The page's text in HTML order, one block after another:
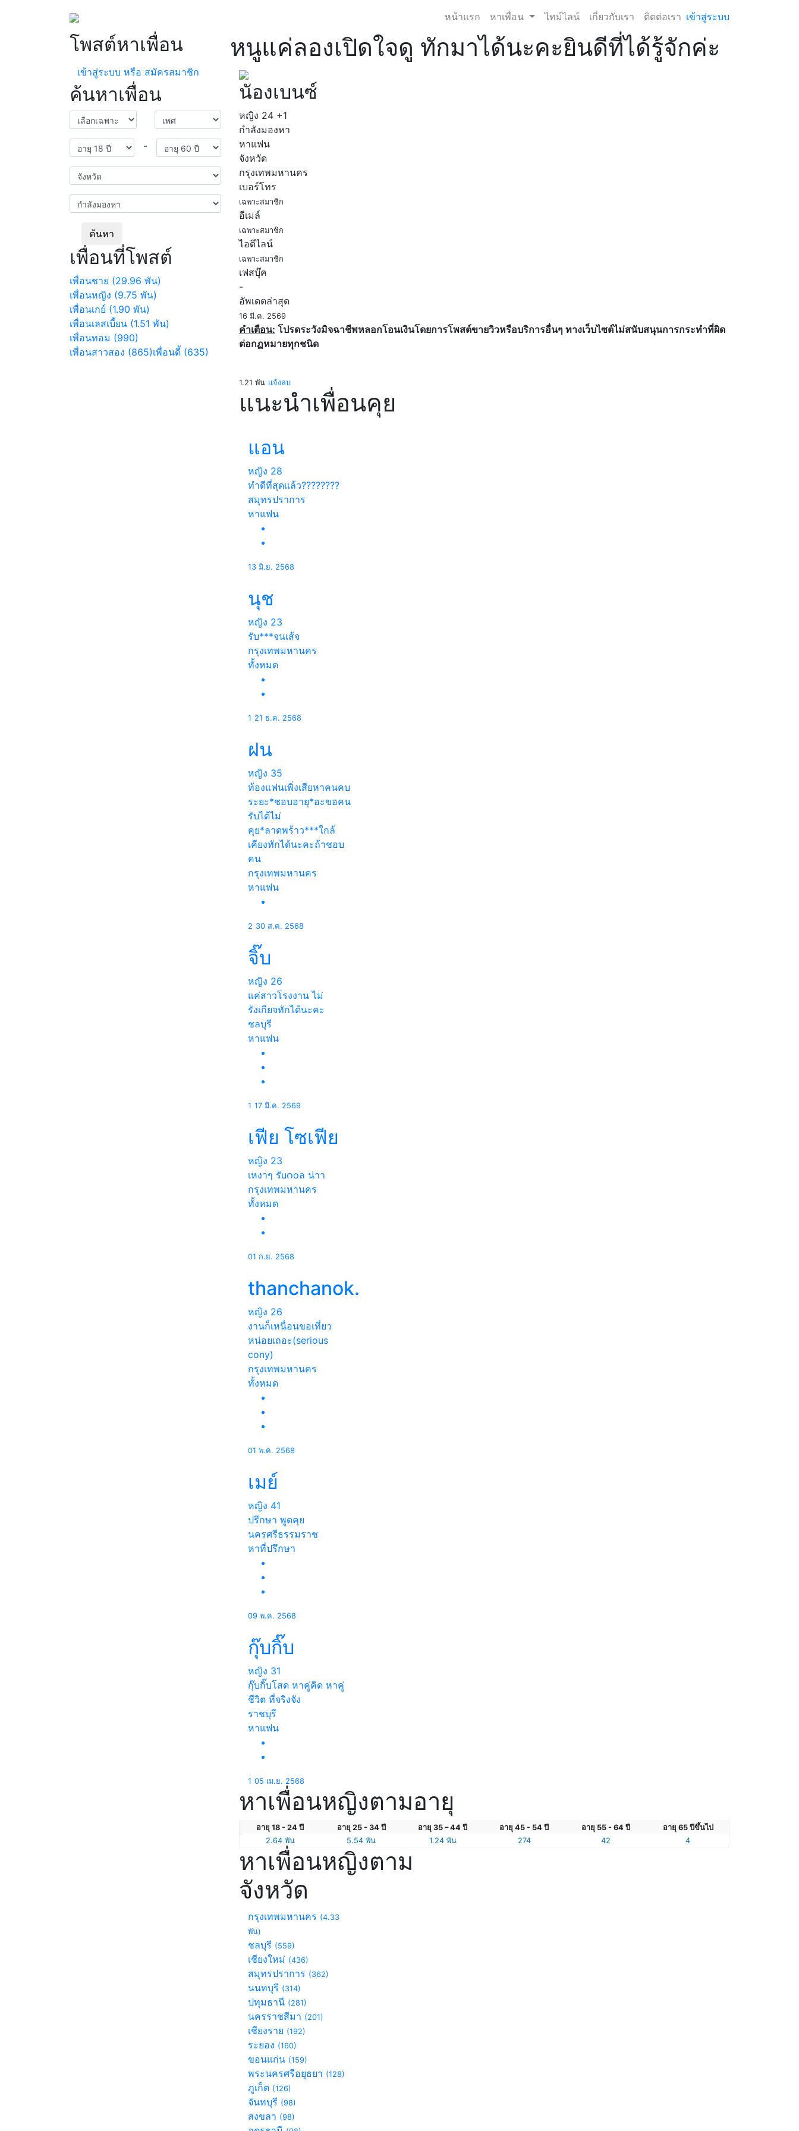
หน้าแรก หาเพื่อน ไทม์ไลน์ เกี่ยวกับเรา ติดต่อเรา เข้าสู่ระบบ
โพสต์หาเพื่อน
เข้าสู่ระบบ หรือ สมัครสมาชิก
ค้นหาเพื่อน
-
ค้นหา
เพื่อนที่โพสต์
เพื่อนชาย (29.96 พัน)
เพื่อนหญิง (9.75 พัน)
เพื่อนเกย์ (1.90 พัน)
เพื่อนเลสเบี้ยน (1.51 พัน)
เพื่อนทอม (990)
เพื่อนสาวสอง (865)เพื่อนดี้ (635)
หนูแค่ลองเปิดใจดู ทักมาได้นะคะยินดีที่ได้รู้จักค่ะ
นัองเบนซ์
หญิง 24 +1
กำลังมองหา
หาแฟน
จังหวัด
กรุงเทพมหานคร
เบอร์โทร
เฉพาะสมาชิก
อีเมล์
เฉพาะสมาชิก
ไอดีไลน์
เฉพาะสมาชิก
เฟสบุ๊ค
-
อัพเดตล่าสุด
16 มี.ค. 2569
คำเตือน: โปรดระวังมิจฉาชีพหลอกโอนเงินโดยการโพสต์ขายวิวหรือบริการอื่นๆ ทางเว็บไซต์ไม่สนับสนุนการกระทำที่ผิด
ต่อกฏหมายทุกชนิด
1.21 พัน แจ้งลบ
แนะนำเพื่อนคุย
แอน
หญิง 28
ทำดีที่สุดเเล้ว????????
สมุทรปราการ
หาแฟน
13 มิ.ย. 2568
นุช
หญิง 23
รับ***จนเส้จ
กรุงเทพมหานคร
ทั้งหมด
1 21 ธ.ค. 2568
ฝน
หญิง 35
ท้องแฟนเพิ่งเสียหาคนคบ
ระยะ*ชอบอายุ*อะขอคน
รับได้ไม่
คุย*ลาดพร้าว***ใกล้
เคียงทักได้นะคะถ้าชอบ
คน
กรุงเทพมหานคร
หาแฟน
2 30 ส.ค. 2568
จิ๊บ
หญิง 26
แค่สาวโรงงาน ไม่
รังเกียจทักได้นะคะ
ชลบุรี
หาแฟน
1 17 มี.ค. 2569
เฟีย โซเฟีย
หญิง 23
เหงาๆ รัuဂoล น่าา
กรุงเทพมหานคร
ทั้งหมด
01 ก.ย. 2568
thanchanok.
หญิง 26
งานก็เหนื่อนขอเที่ยว
หน่อยเถอะ(serious
cony)
กรุงเทพมหานคร
ทั้งหมด
01 พ.ค. 2568
เมย์
หญิง 41
ปรึกษา พูดคุย
นครศรีธรรมราช
หาที่ปรึกษา
09 พ.ค. 2568
กุ๊บกิ๊บ
หญิง 31
กุ๊บกิ๊บโสด หาคู่คิด หาคู่
ชีวิต ที่จริงจัง
ราชบุรี
หาแฟน
1 05 เม.ย. 2568
หาเพื่อนหญิงตามอายุ
อายุ 18 - 24 ปี อายุ 25 - 34 ปี อายุ 35 – 44 ปี อายุ 45 - 54 ปี อายุ 55 - 64 ปี
อายุ 65 ปีขึ้นไป
2.64 พัน
5.54 พัน 1.24 พัน 274 42 4
หาเพื่อนหญิงตาม
จังหวัด
กรุงเทพมหานคร (4.33
พัน)
ชลบุรี (559)
เชียงใหม่ (436)
สมุทรปราการ (362)
นนทบุรี (314)
ปทุมธานี (281)
นครราชสีมา (201)
เชียงราย (192)
ระยอง (160)
ขอนแก่น (159)
พระนครศรีอยุธยา (128)
ภูเก็ต (126)
จันทบุรี (98)
สงขลา (98)